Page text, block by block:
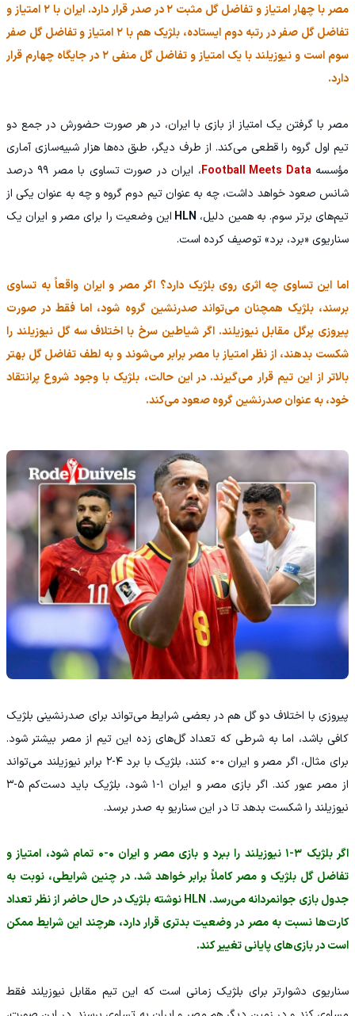
مصر با چهار امتیاز و تفاضل گل مثبت ۲ در صدر قرار دارد. ایران با ۲ امتیاز و
تفاضل گل صفر در رتبه دوم ایستاده، بلژیک هم با ۲ امتیاز و تفاضل گل صفر
سوم است و نیوزیلند با یک امتیاز و تفاضل گل منفی ۲ در جایگاه چهارم قرار
دارد.
مصر با گرفتن یک امتیاز از بازی با ایران، در هر صورت حضورش در جمع دو
تیم اول گروه را قطعی می‌کند. از طرف دیگر، طبق ده‌ها هزار شبیه‌سازی آماری
مؤسسهFootball Meets Data
، ایران در صورت تساوی با مصر ۹۹ درصد
شانس صعود خواهد داشت، چه به عنوان تیم دوم گروه و چه به عنوان یکی از
تیم‌های برتر سوم. به همین دلیل، HLN این وضعیت را برای مصر و ایران یک
سناریوی «برد، برد» توصیف کرده است.
اما این تساوی چه اثری روی بلژیک دارد؟ اگر مصر و ایران واقعاً به تساوی
برسند، بلژیک همچنان می‌تواند صدرنشین گروه شود، اما فقط در صورت
پیروزی پرگل مقابل نیوزیلند. اگر شیاطین سرخ با اختلاف سه گل نیوزیلند را
شکست بدهند، از نظر امتیاز با مصر برابر می‌شوند و به لطف تفاضل گل بهتر
بالاتر از این تیم قرار می‌گیرند. در این حالت، بلژیک با وجود شروع پرانتقاد
خود، به عنوان صدرنشین گروه صعود می‌کند.
پیروزی با اختلاف دو گل هم در بعضی شرایط می‌تواند برای صدرنشینی بلژیک
کافی باشد، اما به شرطی که تعداد گل‌های زده این تیم از مصر بیشتر شود.
برای مثال، اگر مصر و ایران ۰-۰ کنند، بلژیک با برد ۴-۲ برابر نیوزیلند می‌تواند
از مصر عبور کند. اگر بازی مصر و ایران ۱-۱ شود، بلژیک باید دست‌کم ۵-۳
نیوزیلند را شکست بدهد تا در این سناریو به صدر برسد.
اگر بلژیک ۳-۱ نیوزیلند را ببرد و بازی مصر و ایران ۰-۰ تمام شود، امتیاز و
تفاضل گل بلژیک و مصر کاملاً برابر خواهد شد. در چنین شرایطی، نوبت به
جدول بازی جوانمردانه می‌رسد. HLN نوشته بلژیک در حال حاضر از نظر تعداد
کارت‌ها نسبت به مصر در وضعیت بدتری قرار دارد، هرچند این شرایط ممکن
است در بازی‌های پایانی تغییر کند.
سناریوی دشوارتر برای بلژیک زمانی است که این تیم مقابل نیوزیلند فقط